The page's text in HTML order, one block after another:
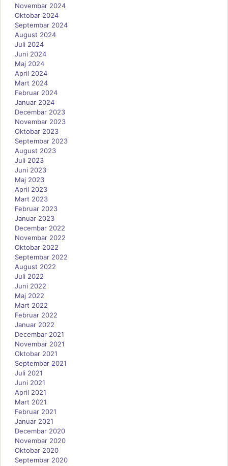
Novembar 2024
Oktobar 2024
Septembar 2024
August 2024
Juli 2024
Juni 2024
Maj 2024
April 2024
Mart 2024
Februar 2024
Januar 2024
Decembar 2023
Novembar 2023
Oktobar 2023
Septembar 2023
August 2023
Juli 2023
Juni 2023
Maj 2023
April 2023
Mart 2023
Februar 2023
Januar 2023
Decembar 2022
Novembar 2022
Oktobar 2022
Septembar 2022
August 2022
Juli 2022
Juni 2022
Maj 2022
Mart 2022
Februar 2022
Januar 2022
Decembar 2021
Novembar 2021
Oktobar 2021
Septembar 2021
Juli 2021
Juni 2021
April 2021
Mart 2021
Februar 2021
Januar 2021
Decembar 2020
Novembar 2020
Oktobar 2020
Septembar 2020